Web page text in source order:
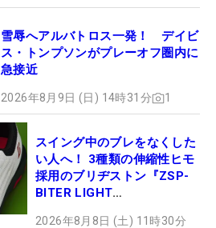
雪辱へアルバトロス一発！ デイビ
ス・トンプソンがプレーオフ圏内に
急接近
2026年8月9日 (日) 14時31分 1
スイング中のブレをなくした
い人へ！ 3種類の伸縮性ヒモ
採用のブリヂストン『ZSP-
BITER LIGHT
2026年8月8日 (土) 11時30分